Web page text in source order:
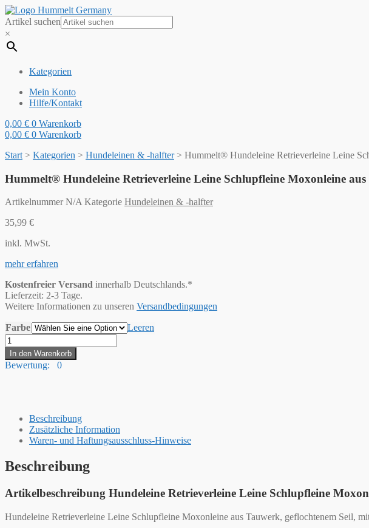
Artikel suchen
×
Kategorien
Mein Konto
Hilfe/Kontakt
0,00 € 0 Warenkorb
0,00 € 0 Warenkorb
Start > Kategorien > Hundeleinen & -halfter> Hummelt® Hundeleine Retrieverleine Leine
Hummelt® Hundeleine Retrieverleine Leine Schlupfleine Moxonleine aus
ArtikelnummerN/AKategorie Hundeleinen & -halfter
35,99 €
inkl. MwSt.
mehr erfahren
Kostenfreier Versand innerhalb Deutschlands.*
Lieferzeit: 2-3 Tage.
Weitere Informationen zu unseren Versandbedingungen
Farbe
Leeren
Hummelt®
Hundeleine
Retrieverleine
Leine
Tauwerk,
geflochtenem
Menge
In den Warenkorb
Bewertung: 0
Beschreibung
Zusätzliche Information
Waren- und Haftungsausschluss-Hinweise
Beschreibung
Artikelbeschreibung Hundeleine Retrieverleine Leine Schlupfleine
Hundeleine Retrieverleine Leine Schlupfleine Moxonleine aus Tauwerk, geflochtenem Seil,